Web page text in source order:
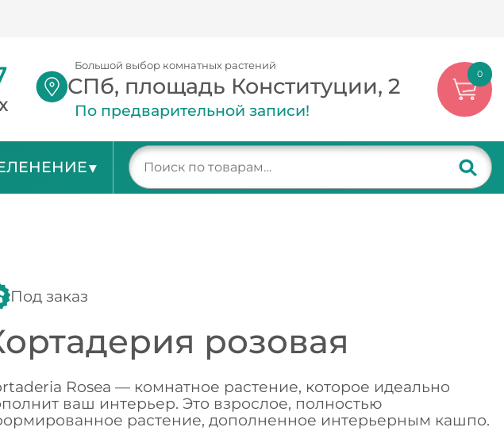
Большой выбор комнатных растений
СПб, площадь Конституции, 2
По предварительной записи!
0
Под заказ
розовая
Rosea — комнатное растение, которое идеально
ваш интерьер. Это взрослое, полностью
растение, дополненное интерьерным кашпо.